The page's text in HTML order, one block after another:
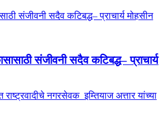
संजीवनी सदैव कटिबद्ध– प्राचार्य मोहसीन
संजीवनी सदैव कटिबद्ध– प्राचार्य
नगरसेवक इम्तियाज अत्तार यांच्या